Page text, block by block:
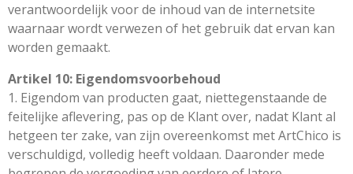
verantwoordelijk voor de inhoud van de internetsite
waarnaar wordt verwezen of het gebruik dat ervan kan
worden gemaakt.
Artikel 10: Eigendomsvoorbehoud
1. Eigendom van producten gaat, niettegenstaande de
feitelijke aflevering, pas op de Klant over, nadat Klant al
hetgeen ter zake, van zijn overeenkomst met ArtChico is
verschuldigd, volledig heeft voldaan. Daaronder mede